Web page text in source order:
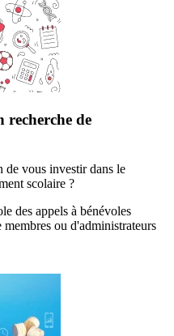
recherche de
de vous investir dans le
scolaire ?
des appels à bénévoles
membres ou d'administrateurs